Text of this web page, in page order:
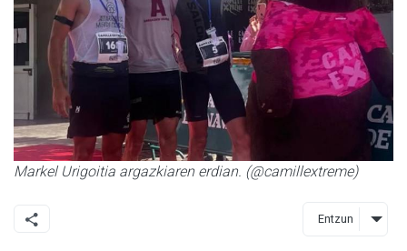
Markel Urigoitia argazkiaren erdian. (@camillextreme)
Entzun